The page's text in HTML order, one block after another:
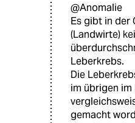
@Anomalie
Es gibt in der
(Landwirte)
Leberkrebs.
Die
im übrigen
gemacht